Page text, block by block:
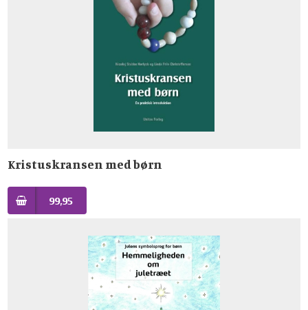
Kristuskransen med børn
99,95